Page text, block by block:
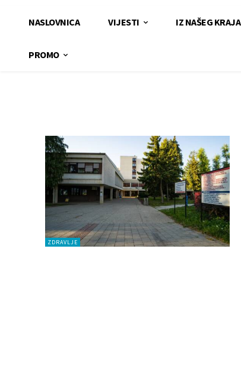
NASLOVNICA VIJESTI IZ NAŠEG KRAJA
PROMO
ZDRAVLJE